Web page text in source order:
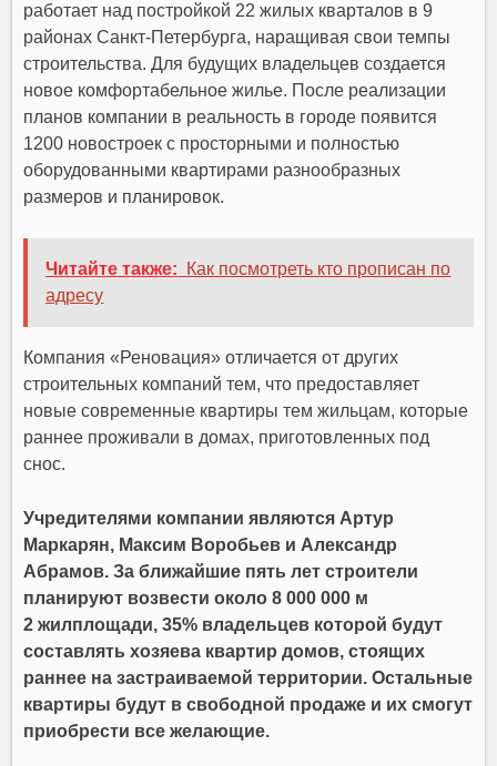
работает над постройкой 22 жилых кварталов в 9
районах Санкт-Петербурга, наращивая свои темпы
строительства. Для будущих владельцев создается
новое комфортабельное жилье. После реализации
планов компании в реальность в городе появится
1200 новостроек с просторными и полностью
оборудованными квартирами разнообразных
размеров и планировок.
Читайте также:
Как посмотреть кто прописан по
адресу
Компания «Реновация» отличается от других
строительных компаний тем, что предоставляет
новые современные квартиры тем жильцам, которые
раннее проживали в домах, приготовленных под
снос.
Учредителями компании являются Артур
Маркарян, Максим Воробьев и Александр
Абрамов. За ближайшие пять лет строители
планируют возвести около 8 000 000 м
2 жилплощади, 35% владельцев которой будут
составлять хозяева квартир домов, стоящих
раннее на застраиваемой территории. Остальные
квартиры будут в свободной продаже и их смогут
приобрести все желающие.